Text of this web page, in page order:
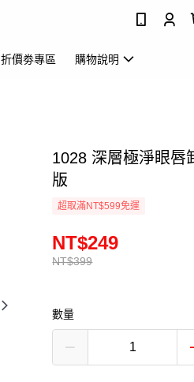
折價劵專區 購物說明
1028 深層極淨眼唇
版
超取滿NT$599免運
NT$399
NT$249
數量